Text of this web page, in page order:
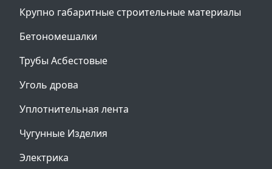
Крупно габаритные строительные материалы
Бетономешалки
Трубы Асбестовые
Уголь дрова
Уплотнительная лента
Чугунные Изделия
Электрика